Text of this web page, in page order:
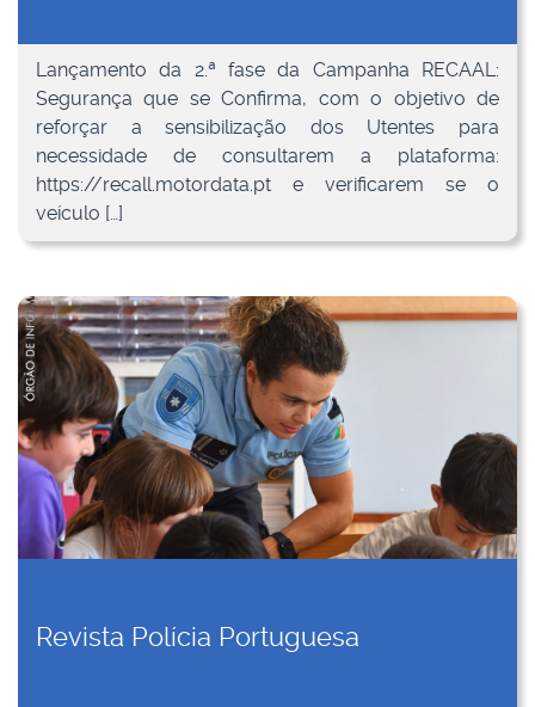
Lançamento da 2.ª fase da Campanha RECAAL:
Segurança que se Confirma, com o objetivo de
reforçar a sensibilização dos Utentes para
necessidade de consultarem a plataforma:
https://recall.motordata.pt e verificarem se o
veículo […]
Revista Polícia Portuguesa